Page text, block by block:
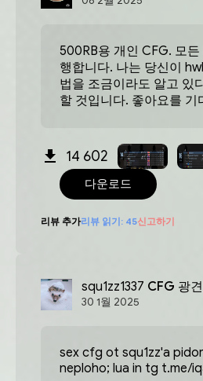
500RB용 개인 CFG. 모
행합니다. 나는 당신이
법을 조금이라도 알고 있
할 것입니다. 좋아요를 기
14 602
다운로드
리뷰 추가리뷰 읽기: 45신고하기
squ1zz1337 CFG 광
30 1월 2025
sex cfg ot squ1zz'a
neploho; lua in tg t.me/